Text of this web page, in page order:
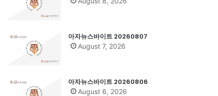
아자뉴스바이트 20260807
August 7, 2026
아자뉴스바이트 20260806
August 6, 2026